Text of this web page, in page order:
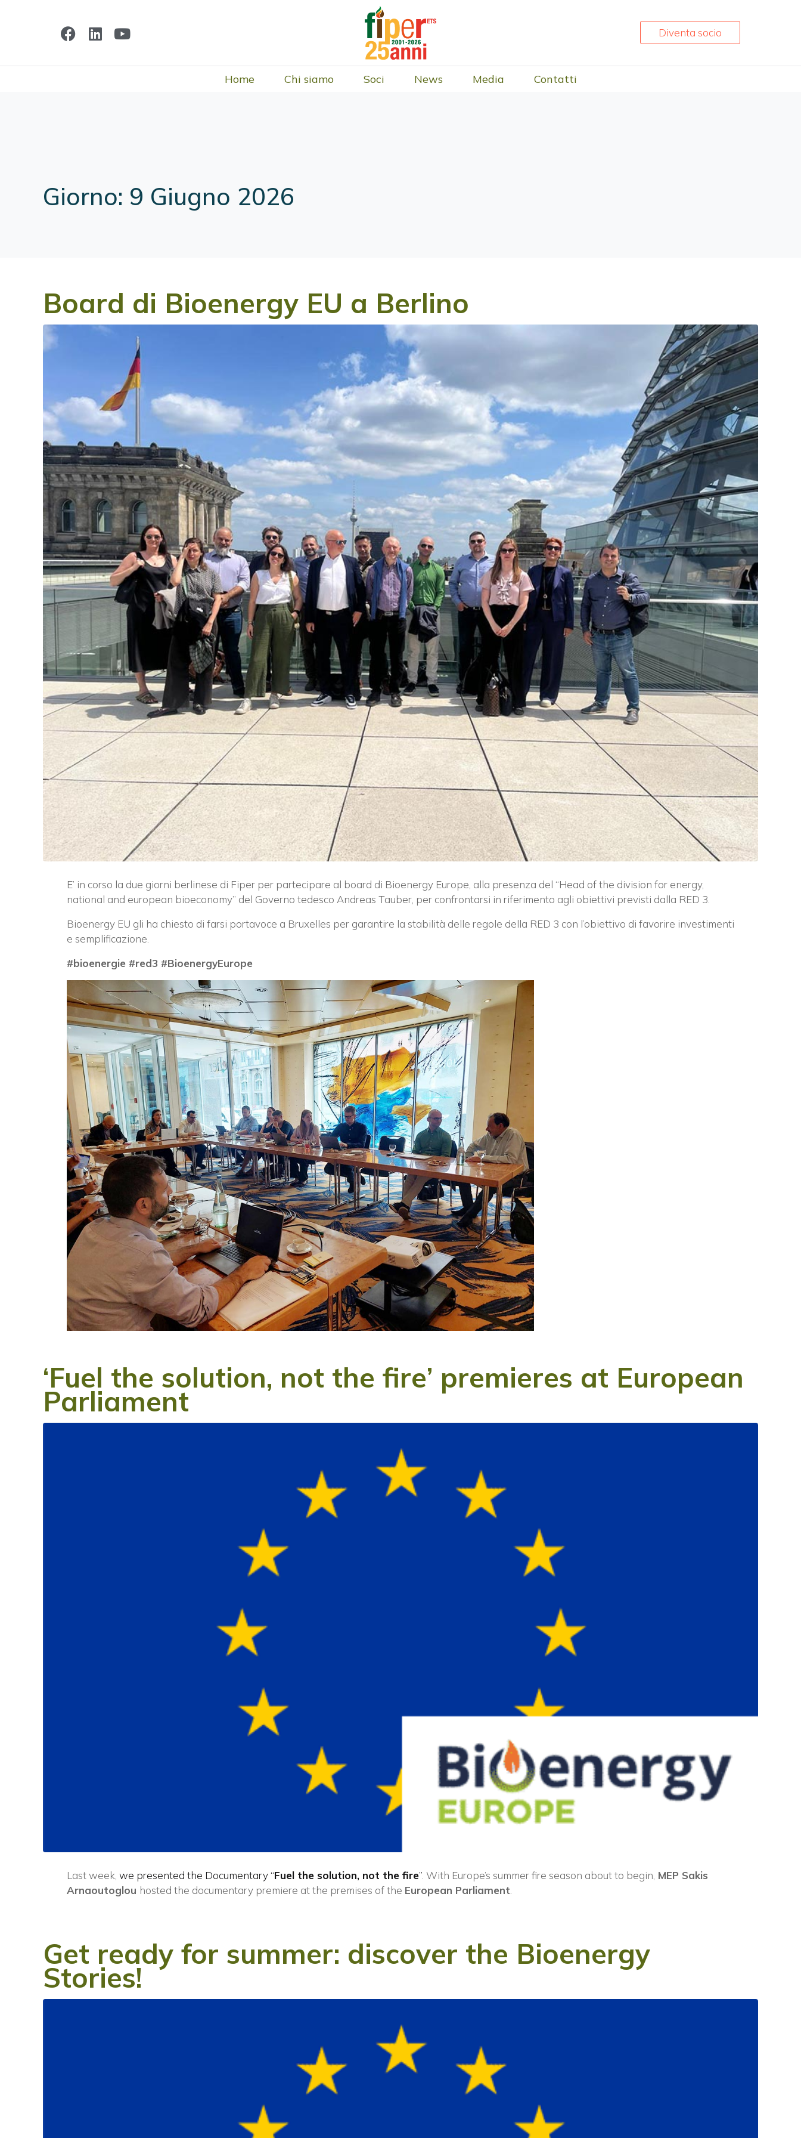
Diventa socio
Home Chi siamo Soci News Media Contatti
Giorno: 9 Giugno 2026
Board di Bioenergy EU a Berlino
E’ in corso la due giorni berlinese di Fiper per partecipare al board di Bioenergy Europe, alla presenza del “Head of the division for energy,
national and european bioeconomy” del Governo tedesco Andreas Tauber, per confrontarsi in riferimento agli obiettivi previsti dalla RED 3.
Bioenergy EU gli ha chiesto di farsi portavoce a Bruxelles per garantire la stabilità delle regole della RED 3 con l’obiettivo di favorire investimenti
e semplificazione.
#bioenergie #red3 #BioenergyEurope
‘Fuel the solution, not the fire’ premieres at European
Parliament
Last week, we presented the Documentary “Fuel the solution, not the fire” . With Europe’s summer fire season about to begin, MEP Sakis
Arnaoutoglou hosted the documentary premiere at the premises of the European Parliament
Get ready for summer: discover the Bioenergy
Stories!
Vuoi restare in contatto con
FIPER e ricevere notizie e
aggiornamenti?
ISCRIVITI ALLA NEWSLETTER